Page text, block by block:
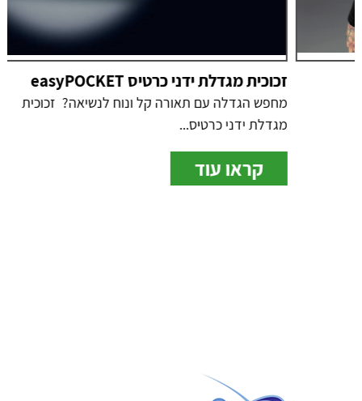
זכוכית מגדלת ידני כרטיס easyPOCKET
מחפש הגדלה עם תאורה קל ונוח לנשיאה? זכוכית
מגדלת ידני כרטיס...
קראו עוד